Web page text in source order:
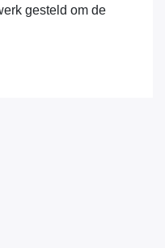
om de Teamstegel